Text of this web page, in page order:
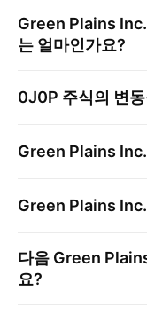
Green Plains Inc.
는 얼마인가요?
0J0P 주식의 변
Green Plains Inc.
Green Plains Inc.
다음 Green
요?